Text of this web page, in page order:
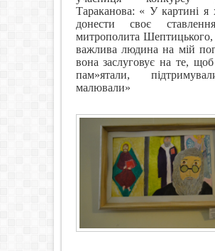
Тараканова: « У картині я
донести своє
митрополита
важлива людина на мій
вона заслуговує на те,
пам»ятали,
малювали»